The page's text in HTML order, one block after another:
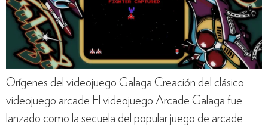
Orígenes del videojuego Galaga Creación del clásico
videojuego arcade El videojuego Arcade Galaga fue
lanzado como la secuela del popular juego de arcade